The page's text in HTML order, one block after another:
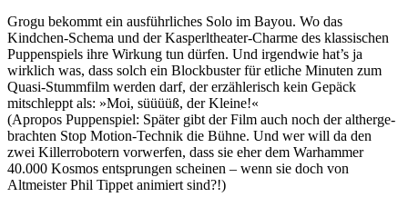
Grogu bekommt ein ausführ­li­ches Solo im Bayou. Wo das
Kindchen-Schema und der Kasperl­theater-Charme des klas­si­schen
Puppen­spiels ihre Wirkung tun dürfen. Und irgendwie hat’s ja
wirklich was, dass solch ein Block­buster für etliche Minuten zum
Quasi-Stummfilm werden darf, der erzäh­le­risch kein Gepäck
mitschleppt als: »Moi, süüüüß, der Kleine!«
(Apropos Puppen­spiel: Später gibt der Film auch noch der alther­ge­
brachten Stop Motion-Technik die Bühne. Und wer will da den
zwei Killer­ro­bo­tern vorwerfen, dass sie eher dem Warhammer
40.000 Kosmos entsprungen scheinen – wenn sie doch von
Altmeister Phil Tippet animiert sind?!)